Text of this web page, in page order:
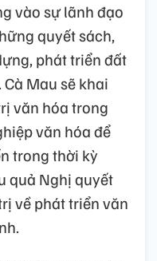
vào sự lãnh đạo
quyết sách,
phát triển đất
Mau sẽ khai
văn hóa trong
văn hóa để
trong thời kỳ
quả Nghị quyết
về phát triển văn